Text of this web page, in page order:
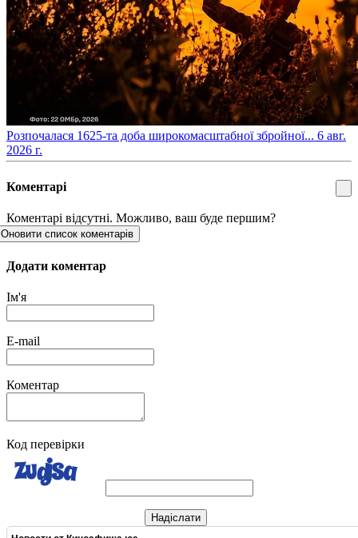
​Розпочалася 1625-та доба широкомасштабної збройної... 6 авг.
2026 г.
Коментарі
Коментарі відсутні. Можливо, ваш буде першим?
Оновити список коментарів
Додати коментар
Ім'я
E-mail
Коментар
Код перевірки
Надіслати